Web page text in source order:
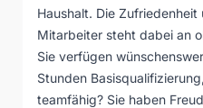
Haushalt. Die Zufriedenheit
Mitarbeiter steht dabei an
Sie verfügen
Stunden
teamfähig? Sie haben